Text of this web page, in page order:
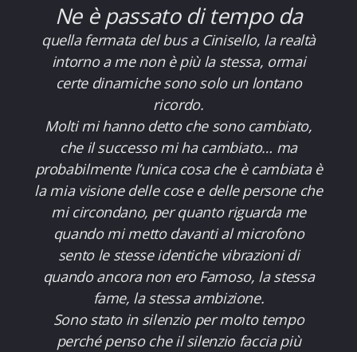
Ne è passato di tempo da
quella fermata del bus a Cinisello, la realtà
intorno a me non è più la stessa, ormai
certe dinamiche sono solo un lontano
ricordo.
Molti mi hanno detto che sono cambiato,
che il successo mi ha cambiato… ma
probabilmente l’unica cosa che è cambiata è
la mia visione delle cose e delle persone che
mi circondano, per quanto riguarda me
quando mi metto davanti al microfono
sento le stesse identiche vibrazioni di
quando ancora non ero Famoso, la stessa
fame, la stessa ambizione.
Sono stato in silenzio per molto tempo
perché penso che il silenzio faccia più